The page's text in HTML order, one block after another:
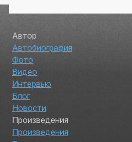
Автор
Автобиография
Фото
Видео
Интервью
Блог
Новости
Произведения
Произведения